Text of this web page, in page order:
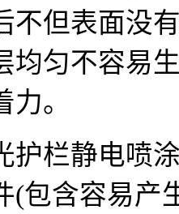
不但表面没
均匀不容易
。
栏静电喷涂:
(包含容易产